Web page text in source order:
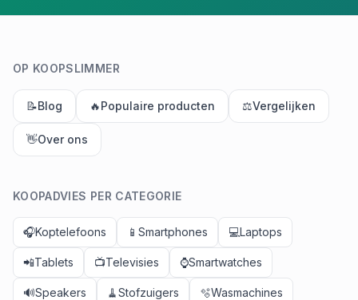
OP KOOPSLIMMER
📝Blog 🔥Populaire producten ⚖️Vergelijken
👋Over ons
KOOPADVIES PER CATEGORIE
🎧Koptelefoons 📱 Smartphones 💻Laptops
📲Tablets 📺Televisies ⌚Smartwatches
🔊Speakers 🧹Stofzuigers 🫧Wasmachines